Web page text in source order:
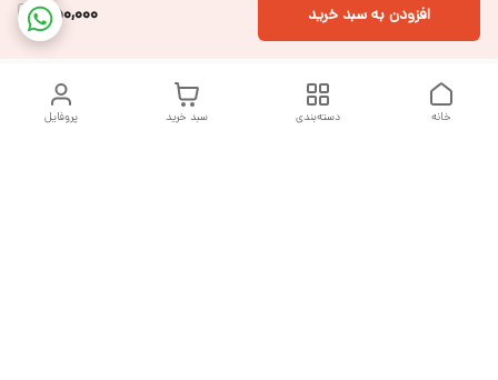
450,000 افزودن به سبد خرید
پروفایل سبد خرید دسته‌بندی خانه